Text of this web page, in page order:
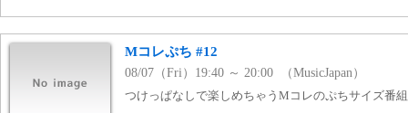
Mコレぷち #12
08/07（Fri）19:40 ～ 20:00 （MusicJapan）
つけっぱなしで楽しめちゃうMコレのぷちサイズ番